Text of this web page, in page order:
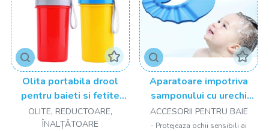
Olita portabila drool
pentru baieti si fetite
Drool
OLITE, REDUCTOARE,
ÎNALȚǍTOARE
Aparatoare impotriva
samponului cu urechi
Drool
ACCESORII PENTRU BAIE
- Protejeaza ochii sensibili ai